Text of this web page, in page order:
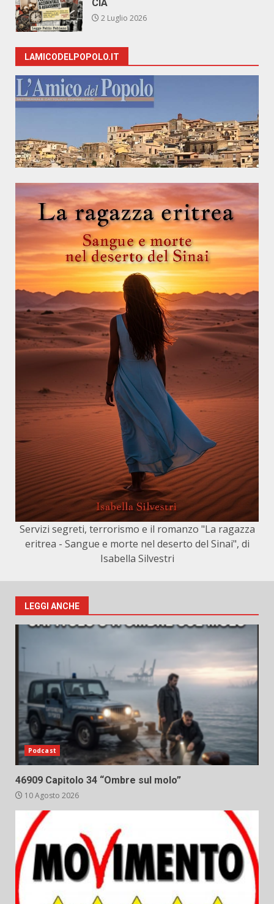
CIA
2 Luglio 2026
LAMICODELPOPOLO.IT
Servizi segreti, terrorismo e il romanzo "La ragazza
eritrea - Sangue e morte nel deserto del Sinai", di
Isabella Silvestri
LEGGI ANCHE
Podcast
46909 Capitolo 34 “Ombre sul molo”
10 Agosto 2026